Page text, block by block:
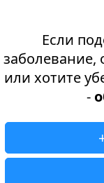
Если
или хотите
-